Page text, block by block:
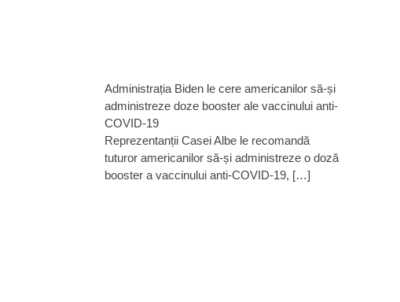
Administrația Biden le cere americanilor să-și
administreze doze booster ale vaccinului anti-
COVID-19
Reprezentanții Casei Albe le recomandă
tuturor americanilor să-și administreze o doză
booster a vaccinului anti-COVID-19, […]